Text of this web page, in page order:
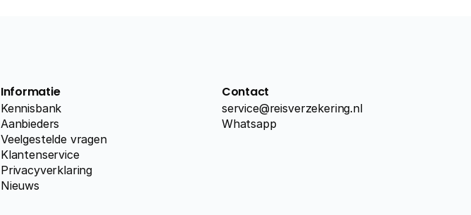
Informatie
Kennisbank
Aanbieders
Veelgestelde vragen
Klantenservice
Privacyverklaring
Nieuws
Contact
service@reisverzekering.nl
Whatsapp